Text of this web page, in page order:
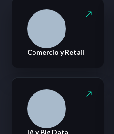
Comercio y Retail
IA y Big Data